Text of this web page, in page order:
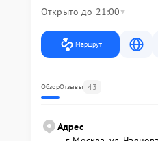
Открыто до 21:00
Маршрут
ОбзорОтзывы 43
Адрес